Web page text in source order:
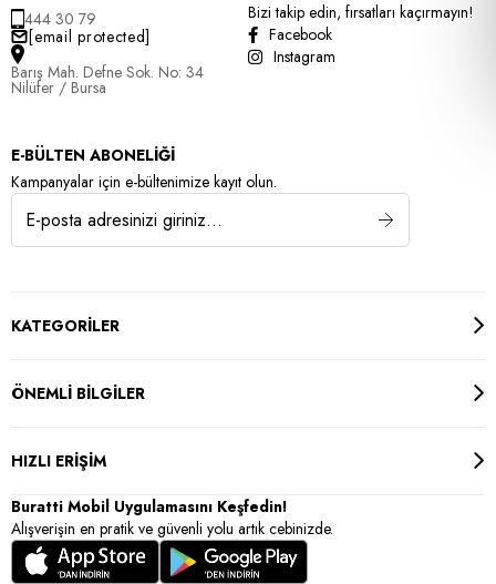
444 30 79
[email protected]
Barış Mah. Defne Sok. No: 34
Nilüfer / Bursa
Bizi takip edin, fırsatları kaçırmayın!
Facebook
Instagram
E-BÜLTEN ABONELİĞİ
Kampanyalar için e-bültenimize kayıt olun.
KATEGORİLER
ÖNEMLİ BİLGİLER
HIZLI ERİŞİM
Buratti Mobil Uygulamasını Keşfedin!
Alışverişin en pratik ve güvenli yolu artık cebinizde.